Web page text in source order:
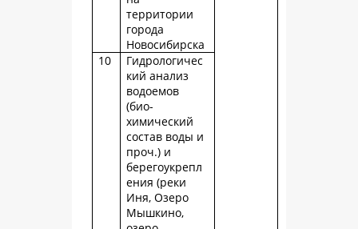
территории
города
Новосибирска
10
Гидрологичес
кий анализ
водоемов
(био-
химический
состав воды и
проч.) и
берегоукрепл
ения (реки
Иня, Озеро
Мышкино,